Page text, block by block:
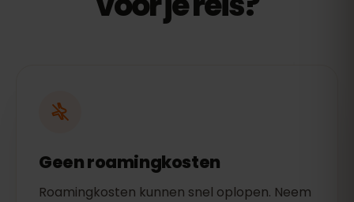
Geen roamingkosten
Roamingkosten kunnen snel oplopen. Neem